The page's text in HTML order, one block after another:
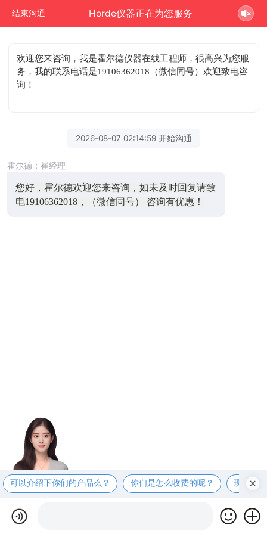
结束沟通 Horde仪器正在为您服务
欢迎您来咨询 ，我是霍尔德仪器在线工程师，很高兴为您服
务，我的联系电话是19106362018（微信同号）欢迎致电咨
询！
2026-08-07 02:14:59 开始沟通
霍尔德：崔经理
您好，霍尔德欢迎您来咨询，如未及时回复请致
电19106362018，（微信同号） 咨询有优惠！
可以介绍下你们的产品么？ 你们是怎么收费的呢？ 现在有